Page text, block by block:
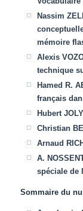
Nassim
mémoire
Alexis
technique
Hamed R.
français
Hubert
Christian
Arnaud
A.
spéciale de
Sommaire du